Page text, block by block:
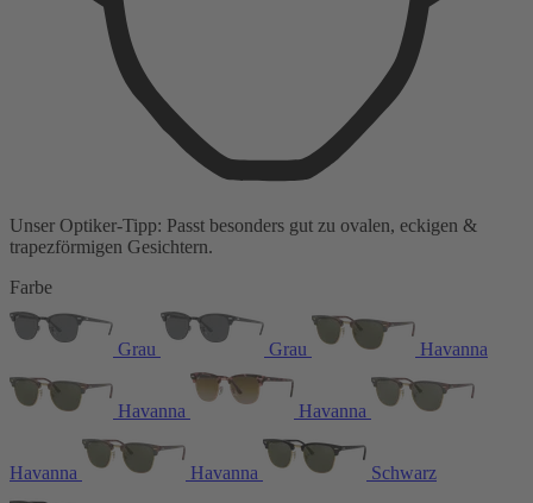
Unser Optiker-Tipp: Passt besonders gut zu ovalen, eckigen &
trapezförmigen Gesichtern.
Farbe
Grau Grau Havanna
Havanna Havanna
Havanna Havanna Schwarz